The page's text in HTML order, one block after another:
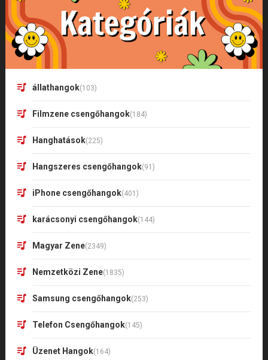
állathangok(103)
Filmzene csengőhangok(184)
Hanghatások(225)
Hangszeres csengőhangok(91)
iPhone csengőhangok(401)
karácsonyi csengőhangok(144)
Magyar Zene(2349)
Nemzetközi Zene(1835)
Samsung csengőhangok(253)
Telefon Csengőhangok(145)
Üzenet Hangok(164)